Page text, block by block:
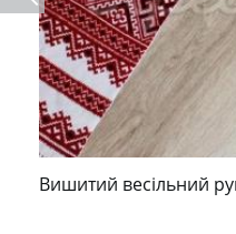
Вишитий весільний